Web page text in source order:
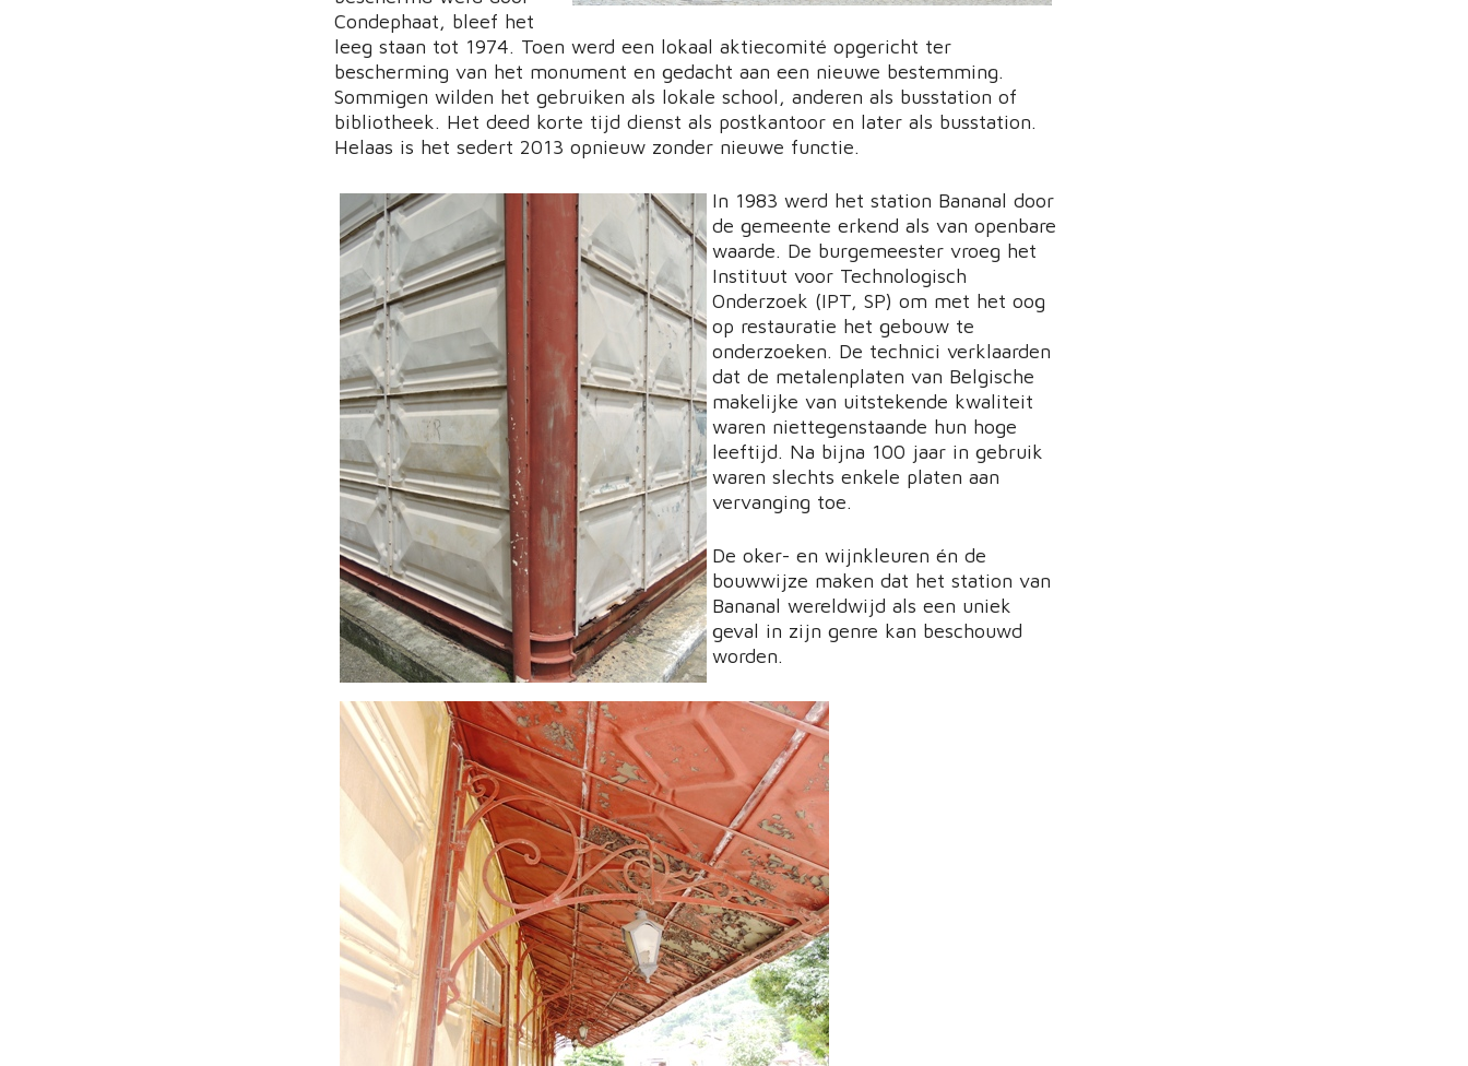
Condephaat, bleef het
leeg staan tot 1974. Toen werd een lokaal aktiecomité opgericht ter
bescherming van het monument en gedacht aan een nieuwe bestemming.
Sommigen wilden het gebruiken als lokale school, anderen als busstation of
bibliotheek. Het deed korte tijd dienst als postkantoor en later als busstation.
Helaas is het sedert 2013 opnieuw zonder nieuwe functie.
In 1983 werd het station Bananal door
de gemeente erkend als van openbare
waarde. De burgemeester vroeg het
Instituut voor Technologisch
Onderzoek (IPT, SP) om met het oog
op restauratie het gebouw te
onderzoeken. De technici verklaarden
dat de metalenplaten van Belgische
makelijke van uitstekende kwaliteit
waren niettegenstaande hun hoge
leeftijd. Na bijna 100 jaar in gebruik
waren slechts enkele platen aan
vervanging toe.
De oker- en wijnkleuren én de
bouwwijze maken dat het station van
Bananal wereldwijd als een uniek
geval in zijn genre kan beschouwd
worden.